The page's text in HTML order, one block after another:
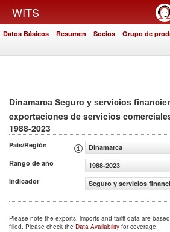
WITS
Datos Básicos Resumen Socios Grupo de
Dinamarca Seguro y servicios
exportaciones de servicios
1988-2023
País/Región
Dinamarca
Rango de año
1988-2023
Indicador
Seguro y servicios
Please note the exports, imports and tariff data are
filled. Please check the Data Availability for coverage.